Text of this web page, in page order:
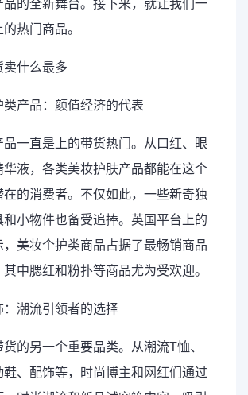
品的全新舞台。接下来，就让我们一
热门商品。
卖什么最多
产品：颜值经济的代表
品一直是上的带货热门。从口红、眼
华液，各类美妆护肤产品都能在这个
的消费者。不仅如此，一些新奇独
小物件也备受追捧。英国平台上的
美妆个护类商品占据了最畅销商品
中腮红和粉扑等商品尤为受欢迎。
：潮流引领者的选择
的另一个重要品类。从潮流T恤、
、配饰等，时尚博主和网红们通过